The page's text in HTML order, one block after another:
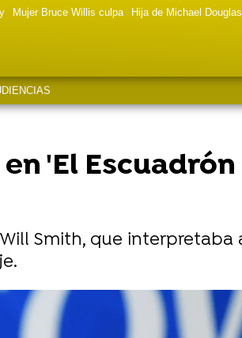
Mujer Bruce Willis culpa Hija de Michael
'El Escuadrón
Smith, que interpretaba